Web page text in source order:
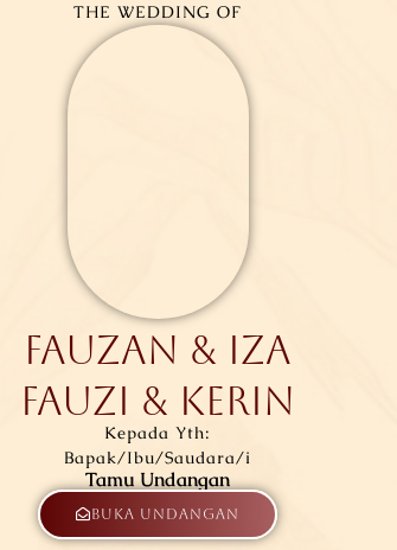
THE WEDDING OF
FAUZAN & IZA
FAUZI & KERIN
Kepada Yth:
Bapak/Ibu/Saudara/i
Tamu Undangan
Buka Undangan